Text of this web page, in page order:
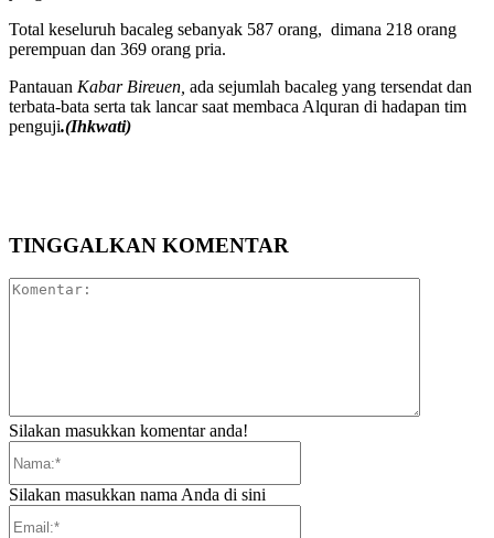
Total keseluruh bacaleg sebanyak 587 orang, dimana 218 orang
perempuan dan 369 orang pria.
Pantauan Kabar Bireuen, ada sejumlah bacaleg yang tersendat dan
terbata-bata serta tak lancar saat membaca Alquran di hadapan tim
penguji.(Ihkwati)
TINGGALKAN KOMENTAR
Silakan masukkan komentar anda!
Silakan masukkan nama Anda di sini